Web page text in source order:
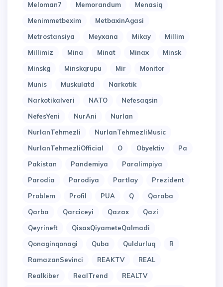
Meloman7
Memorandum
Menasiq
Menimmetbexim
MetbaxinAgasi
Metrostansiya
Meyxana Mikay
Millim
Millimiz
Mina Minat Minax
Minsk
Minskg
Minskqrupu Mir
Monitor
Munis
Muskulatd
Narkotik
Narkotikalveri
NATO
Nefesaqsin
NefesYeni
NurAni
Nurlan
NurlanTehmezli
NurlanTehmezliMusic
NurlanTehmezliOfficial
O Obyektiv
Pa
Pakistan
Pandemiya
Paralimpiya
Parodia
Parodiya Partlay
Prezident
Problem
Profil PUA Q
Qaraba
Qarba
Qarciceyi Qazax
Qazi
Qeyrineft
QisasQiyameteQalmadi
Qonaginqonagi
Quba Quldurluq
R
RamazanSevinci
REAKTV
REAL
Realkiber
RealTrend REALTV